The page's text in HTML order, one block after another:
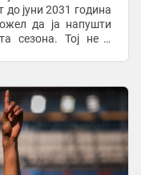
јуни 2031 година
да ја напушти
сезона. Тој не е